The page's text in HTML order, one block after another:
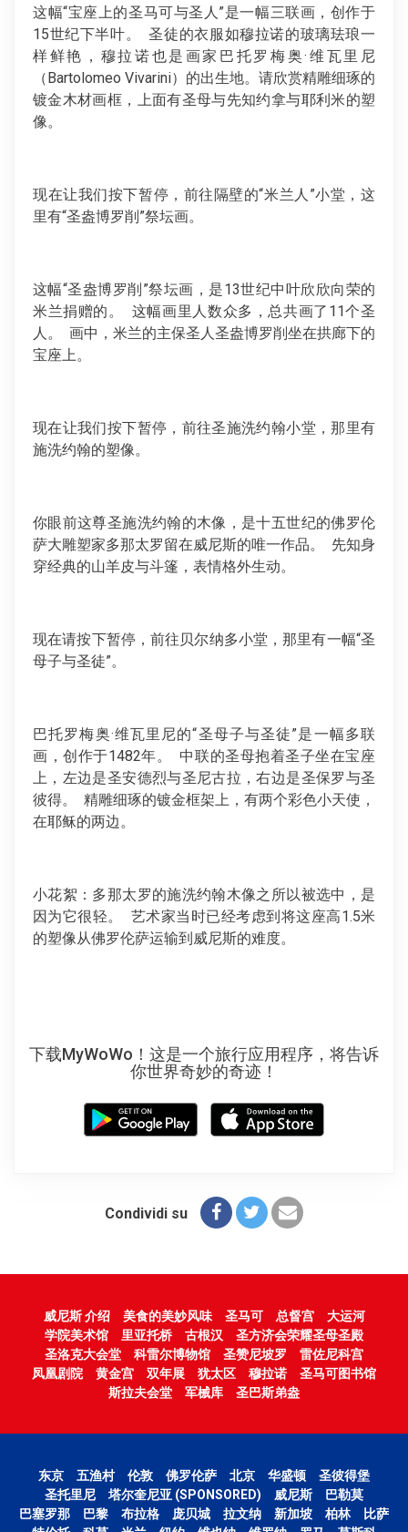
这幅“宝座上的圣马可与圣人”是一幅三联画，创作于
15世纪下半叶。 圣徒的衣服如穆拉诺的玻璃珐琅一
样鲜艳，穆拉诺也是画家巴托罗梅奥·维瓦里尼
（Bartolomeo Vivarini）的出生地。请欣赏精雕细琢的
镀金木材画框，上面有圣母与先知约拿与耶利米的塑
像。
现在让我们按下暂停，前往隔壁的“米兰人”小堂，这
里有“圣盎博罗削”祭坛画。
这幅“圣盎博罗削”祭坛画，是13世纪中叶欣欣向荣的
米兰捐赠的。 这幅画里人数众多，总共画了11个圣
人。 画中，米兰的主保圣人圣盎博罗削坐在拱廊下的
宝座上。
现在让我们按下暂停，前往圣施洗约翰小堂，那里有
施洗约翰的塑像。
你眼前这尊圣施洗约翰的木像，是十五世纪的佛罗伦
萨大雕塑家多那太罗留在威尼斯的唯一作品。 先知身
穿经典的山羊皮与斗篷，表情格外生动。
现在请按下暂停，前往贝尔纳多小堂，那里有一幅“圣
母子与圣徒”。
巴托罗梅奥·维瓦里尼的“圣母子与圣徒”是一幅多联
画，创作于1482年。 中联的圣母抱着圣子坐在宝座
上，左边是圣安德烈与圣尼古拉，右边是圣保罗与圣
彼得。 精雕细琢的镀金框架上，有两个彩色小天使，
在耶稣的两边。
小花絮：多那太罗的施洗约翰木像之所以被选中，是
因为它很轻。 艺术家当时已经考虑到将这座高1.5米
的塑像从佛罗伦萨运输到威尼斯的难度。
下载MyWoWo！这是一个旅行应用程序，将告诉
你世界奇妙的奇迹！
Condividi su
威尼斯 介绍 美食的美妙风味 圣马可 总督宫
大运河
学院美术馆
里亚托桥 古根汉
圣方济会荣耀圣母圣殿
圣洛克大会堂
科雷尔博物馆 圣赞尼坡罗
雷佐尼科宫
凤凰剧院
黄金宫 双年展 犹太区 穆拉诺
圣马可图书馆
斯拉夫会堂
军械库 圣巴斯弟盎
东京 五渔村 伦敦 佛罗伦萨 北京 华盛顿
圣彼得堡
圣托里尼
塔尔奎尼亚 (SPONSORED) 威尼斯
巴勒莫
巴塞罗那
巴黎 布拉格 庞贝城 拉文纳 新加坡 柏林
比萨